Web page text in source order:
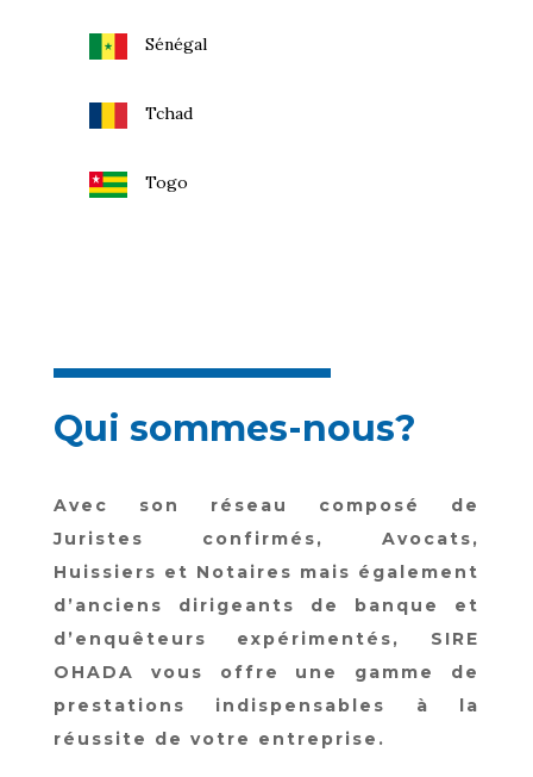
Sénégal
Tchad
Togo
Qui sommes-nous?
Avec son réseau composé de
Juristes confirmés, Avocats,
Huissiers et Notaires mais également
d’anciens dirigeants de banque et
d’enquêteurs expérimentés, SIRE
OHADA vous offre une gamme de
prestations indispensables à la
réussite de votre entreprise.